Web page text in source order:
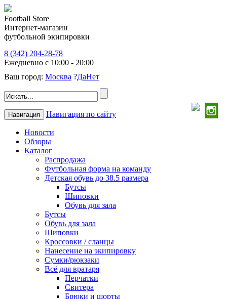
Football Store
Интернет-магазин
футбольной экипировки
8 (342) 204-28-78
Ежедневно с 10:00 - 20:00
Ваш город: Москва ?ДаНет
Навигация Навигация по сайту
Новости
Обзоры
Каталог
Распродажа
Футбольная форма на команду
Детская обувь до 38.5 размера
Бутсы
Шиповки
Обувь для зала
Бутсы
Обувь для зала
Шиповки
Кроссовки / сланцы
Нанесение на экипировку
Сумки/рюкзаки
Всё для вратаря
Перчатки
Cвитера
Брюки и шорты